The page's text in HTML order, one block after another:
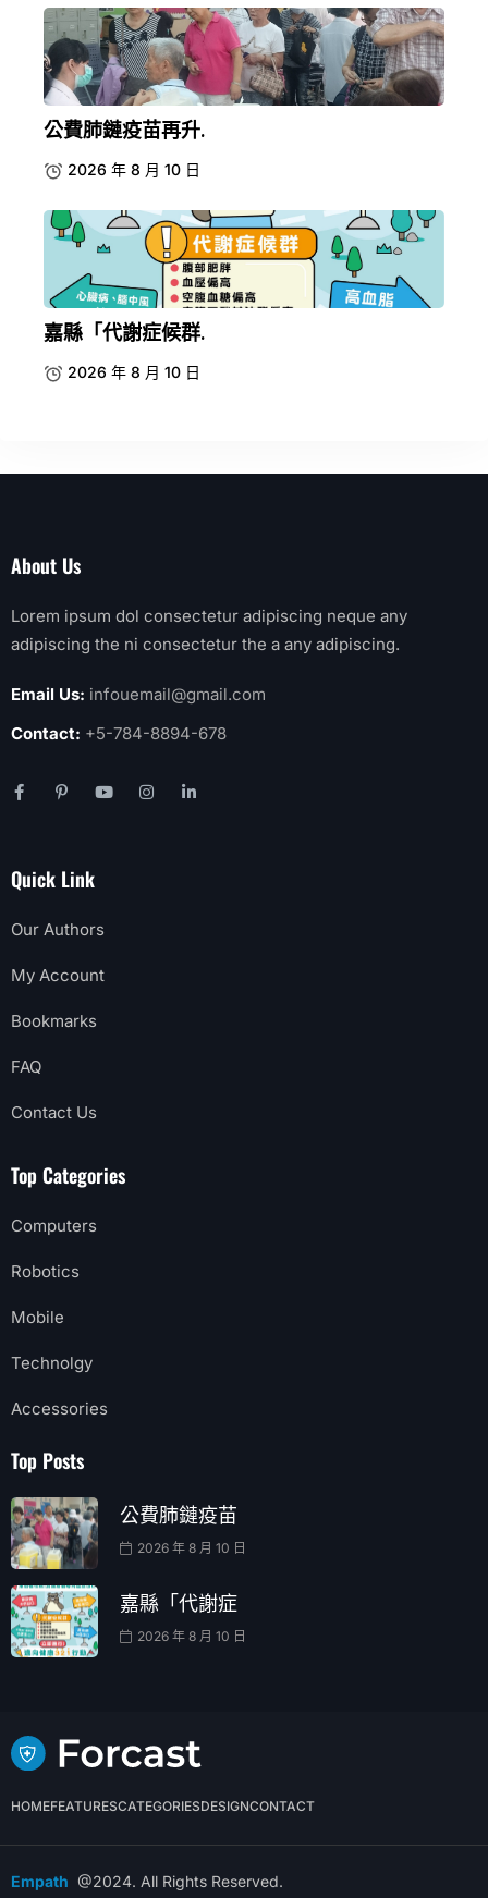
公費肺鏈疫苗再升.
2026 年 8 月 10 日
嘉縣「代謝症候群.
2026 年 8 月 10 日
About Us
Lorem ipsum dol consectetur adipiscing neque any
adipiscing the ni consectetur the a any adipiscing.
Email Us: infouemail@gmail.com
Contact: +5-784-8894-678
Quick Link
Our Authors
My Account
Bookmarks
FAQ
Contact Us
Top Categories
Computers
Robotics
Mobile
Technolgy
Accessories
Top Posts
公費肺鏈疫苗
2026 年 8 月 10 日
嘉縣「代謝症
2026 年 8 月 10 日
HOMEFEATURESCATEGORIESDESIGNCONTACT
Empath @2024. All Rights Reserved.